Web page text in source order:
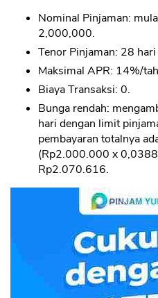
Nominal Pinjaman:
2,000,000.
Tenor Pinjaman: 28
Maksimal APR: 14%/
Biaya Transaksi: 0.
Bunga rendah:
hari dengan limit
pembayaran totalnya
(Rp2.000.000 x
Rp2.070.616.